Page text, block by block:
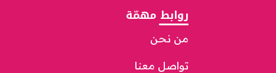
روابط مهمّة
من نحن
تواصل معنا